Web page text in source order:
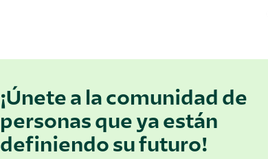
¡Únete a la comunidad de
personas que ya están
definiendo su futuro!